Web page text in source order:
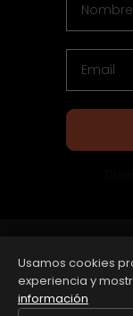
Aviso legal
Usamos cookies
experiencia y
información